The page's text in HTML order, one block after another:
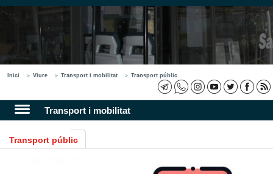
Inici Viure Transport i mobilitat Transport públic
Transport i mobilitat
Transport públic